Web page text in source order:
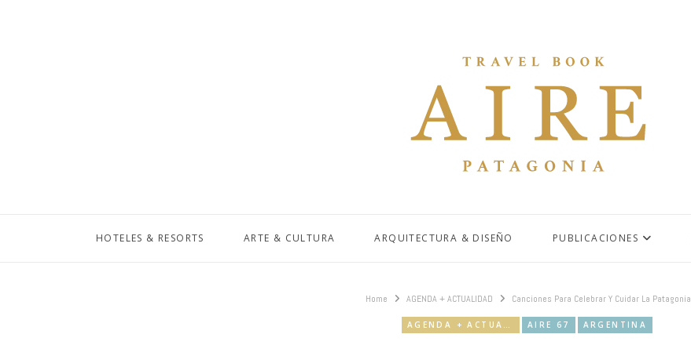
HOTELES & RESORTS ARTE & CULTURA ARQUITECTURA & DISEÑO PUBLICACIONES
Home AGENDA + ACTUALIDAD Canciones Para Celebrar Y Cuidar La Patagonia
AGENDA + ACTUALIDAD AIRE 67 ARGENTINA